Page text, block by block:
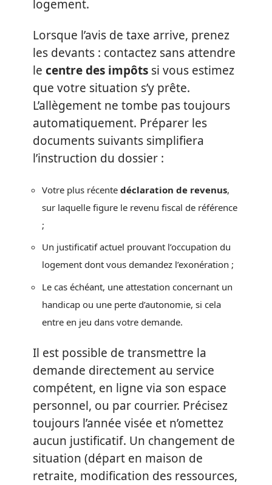
logement.
Lorsque l’avis de taxe arrive, prenez
les devants : contactez sans attendre
le centre des impôts si vous estimez
que votre situation s’y prête.
L’allègement ne tombe pas toujours
automatiquement. Préparer les
documents suivants simplifiera
l’instruction du dossier :
Votre plus récente déclaration de revenus,
sur laquelle figure le revenu fiscal de référence
;
Un justificatif actuel prouvant l’occupation du
logement dont vous demandez l’exonération ;
Le cas échéant, une attestation concernant un
handicap ou une perte d’autonomie, si cela
entre en jeu dans votre demande.
Il est possible de transmettre la
demande directement au service
compétent, en ligne via son espace
personnel, ou par courrier. Précisez
toujours l’année visée et n’omettez
aucun justificatif. Un changement de
situation (départ en maison de
retraite, modification des ressources,